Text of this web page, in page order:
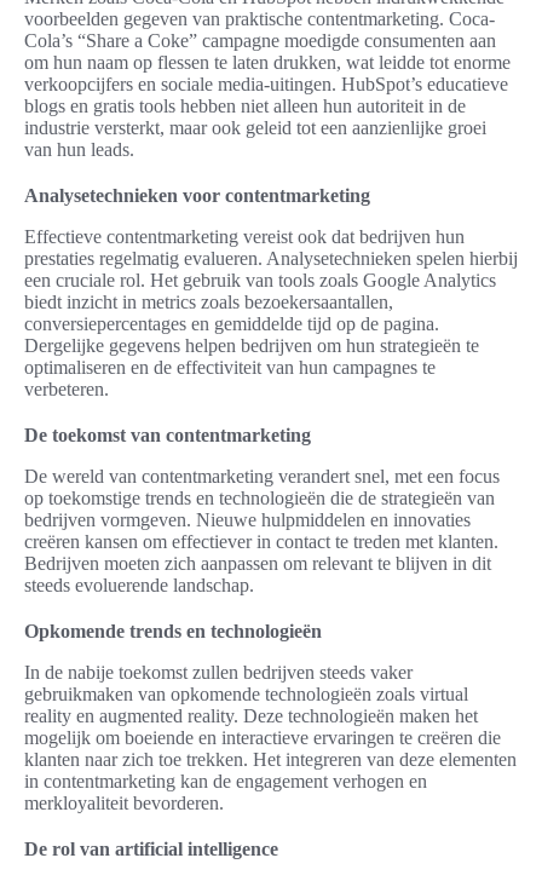
voorbeelden gegeven van praktische contentmarketing. Coca-
Cola’s “Share a Coke” campagne moedigde consumenten aan
om hun naam op flessen te laten drukken, wat leidde tot enorme
verkoopcijfers en sociale media-uitingen. HubSpot’s educatieve
blogs en gratis tools hebben niet alleen hun autoriteit in de
industrie versterkt, maar ook geleid tot een aanzienlijke groei
van hun leads.
Analysetechnieken voor contentmarketing
Effectieve contentmarketing vereist ook dat bedrijven hun
prestaties regelmatig evalueren. Analysetechnieken spelen hierbij
een cruciale rol. Het gebruik van tools zoals Google Analytics
biedt inzicht in metrics zoals bezoekersaantallen,
conversiepercentages en gemiddelde tijd op de pagina.
Dergelijke gegevens helpen bedrijven om hun strategieën te
optimaliseren en de effectiviteit van hun campagnes te
verbeteren.
De toekomst van contentmarketing
De wereld van contentmarketing verandert snel, met een focus
op toekomstige trends en technologieën die de strategieën van
bedrijven vormgeven. Nieuwe hulpmiddelen en innovaties
creëren kansen om effectiever in contact te treden met klanten.
Bedrijven moeten zich aanpassen om relevant te blijven in dit
steeds evoluerende landschap.
Opkomende trends en technologieën
In de nabije toekomst zullen bedrijven steeds vaker
gebruikmaken van opkomende technologieën zoals virtual
reality en augmented reality. Deze technologieën maken het
mogelijk om boeiende en interactieve ervaringen te creëren die
klanten naar zich toe trekken. Het integreren van deze elementen
in contentmarketing kan de engagement verhogen en
merkloyaliteit bevorderen.
De rol van artificial intelligence